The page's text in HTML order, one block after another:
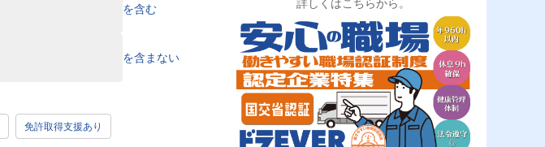
を含む
を含まない
免許取得支援あり
詳しくはこちらから。